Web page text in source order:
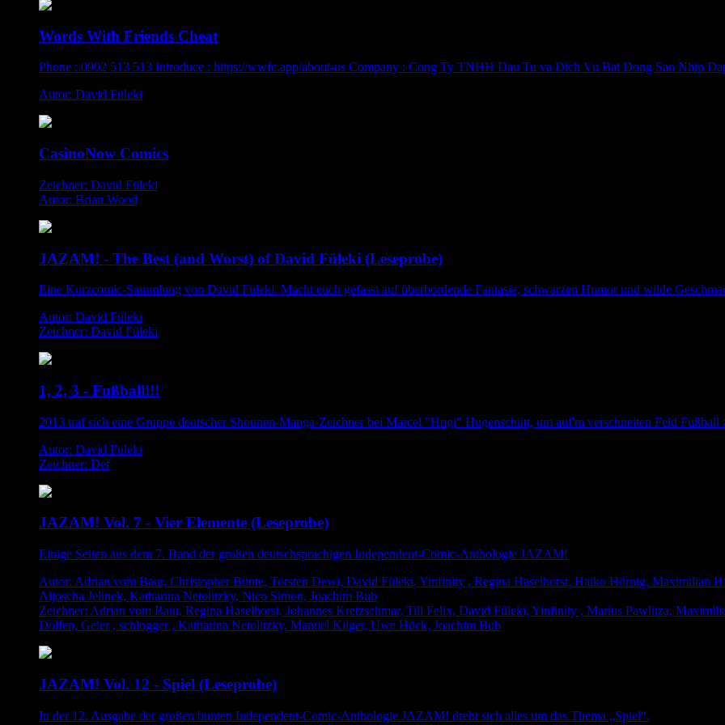
Words With Friends Cheat
Phone : 0902 513 513 Introduce : https://wwfc.app/about-us Company : Cong Ty TNHH Dau Tu va Dich Vu Bat Dong San Nhip
Autor: David Füleki
CasinoNow Comics
Zeichner: David Füleki
Autor: Brian Wood
JAZAM! - The Best (and Worst) of David Füleki (Leseprobe)
Eine Kurzcomic-Sammlung von David Füleki. Macht euch gefasst auf überbordende Fantasie, schwarzen Humor und wilde
Autor: David Füleki
Zeichner: David Füleki
1, 2, 3 - Fußball!!!
2013 traf sich eine Gruppe deutscher Shounen-Manga-Zeichner bei Marcel "Hugi" Hugenschütt, um auf'm verschneiten Feld Fußball
Autor: David Füleki
Zeichner: Def
JAZAM! Vol. 7 - Vier Elemente (Leseprobe)
Einige Seiten aus dem 7. Band der großen deutschsprachigen Independent-Comic-Anthologie JAZAM!
Autor: Adrian vom Baur, Christopher Bünte, Torsten Dewi, David Füleki, Yinfinity , Regina Haselhorst, Haiko Hörnig, Maximilian
Aljoscha Jelinek, Katharina Netolitzky, Nico Simon, Joachim Bub
Zeichner: Adrian vom Baur, Regina Haselhorst, Johannes Kretzschmar, Till Felix, David Füleki, Yinfinity , Marius Pawlitza,
Dolfen, Geier , schlogger , Katharina Netolitzky, Manuel Kilger, Uwe Höck, Joachim Bub
JAZAM! Vol. 12 - Spiel (Leseprobe)
In der 12. Ausgabe der großen bunten Independent-Comic-Anthologie JAZAM! dreht sich alles um das Thema „Spiel“.